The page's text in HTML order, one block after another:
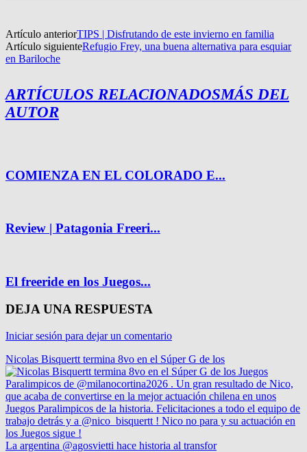
Artículo anteriorTIPS | Disfrutando de este invierno en familia
Artículo siguienteRefugio Frey, una buena alternativa para esquiar
en Bariloche
ARTÍCULOS RELACIONADOSMÁS DEL
AUTOR
COMIENZA EN EL COLORADO E...
Review | Patagonia Freeri...
El freeride en los Juegos...
DEJA UNA RESPUESTA
Iniciar sesión para dejar un comentario
Nicolas Bisquertt termina 8vo en el Súper G de los
La argentina @agosvietti hace historia al transfor